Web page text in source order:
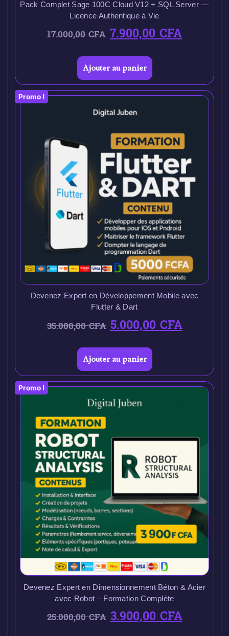
Pack Complet Sage 100C Cloud V12 + SQL Server —
Licence Authentique à Vie
17.000,00CFA 7.900,00CFA
Ajouter au panier
Promo !
Devenez Expert en Développement Mobile avec
Flutter & Dart
35.000,00CFA 5.000,00CFA
Ajouter au panier
Promo !
Devenez Expert en Dimensionnement Béton & Acier
avec Robot – Formation Complète
25.000,00CFA 3.900,00CFA